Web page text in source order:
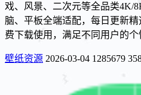
戏、风景、二次元等全品类4K/
脑、平板全端适配，每日更新
费下载使用，满足不同用户的个
壁纸资源 2026-03-04 1285679